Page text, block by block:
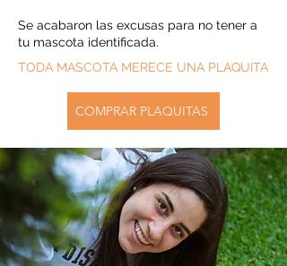
Se acabaron las excusas para no tener a
tu mascota identificada.
TODA MASCOTA MERECE UNA PLAQUITA
COMPRAR PLAQUITAS